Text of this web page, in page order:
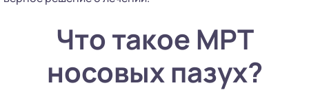
Что такое МРТ
носовых пазух?